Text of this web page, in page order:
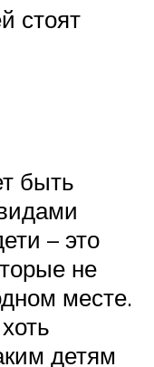
стоят
быть
– это
не
месте.
детям